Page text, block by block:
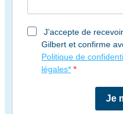
J’accepte de
Gilbert et confirme
Politique de
légales*
Je